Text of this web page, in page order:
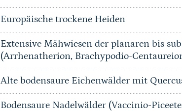
Europäische trockene Heiden
Extensive Mähwiesen der planaren bis
(Arrhenatherion, Brachypodio-
Alte bodensaure Eichenwälder mit
Bodensaure Nadelwälder (Vaccinio-